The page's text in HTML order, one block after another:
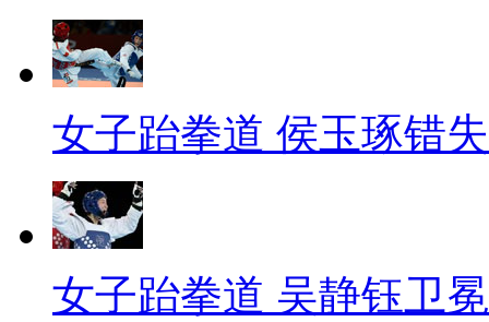
女子跆拳道 侯玉琢错
女子跆拳道 吴静钰卫冕